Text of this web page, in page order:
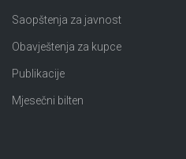
Saopštenja za javnost
Obavještenja za kupce
Publikacije
Mjesečni bilten